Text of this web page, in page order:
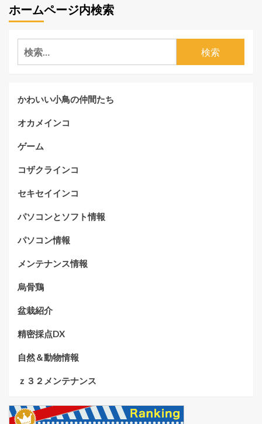
ホームページ内検索
検
索:
かわいい小鳥の仲間たち
オカメインコ
ゲーム
コザクラインコ
セキセイインコ
パソコンとソフト情報
パソコン情報
メンテナンス情報
烏骨鶏
盆栽紹介
精密採点DX
自然＆動物情報
ｚ３２メンテナンス